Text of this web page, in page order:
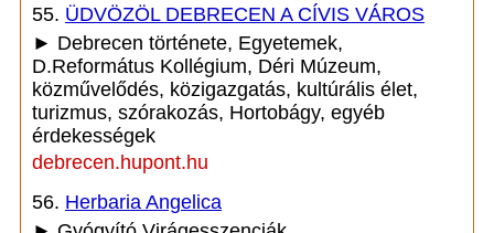
55. ÜDVÖZÖL DEBRECEN A CÍVIS VÁROS
► Debrecen története, Egyetemek,
D.Református Kollégium, Déri Múzeum,
közművelődés, közigazgatás, kultúrális élet,
turizmus, szórakozás, Hortobágy, egyéb
érdekességek
debrecen.hupont.hu
56. Herbaria Angelica